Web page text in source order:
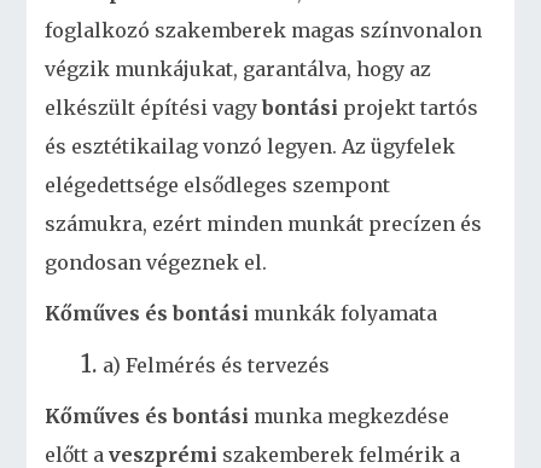
foglalkozó szakemberek magas színvonalon
végzik munkájukat, garantálva, hogy az
elkészült építési vagybontási projekt tartós
és esztétikailag vonzó legyen. Az ügyfelek
elégedettsége elsődleges szempont
számukra, ezért minden munkát precízen és
gondosan végeznek el.
Kőműves és bontási munkák folyamata
a) Felmérés és tervezés
Kőműves és bontási munka megkezdése
előtt aveszprémi szakemberek felmérik a